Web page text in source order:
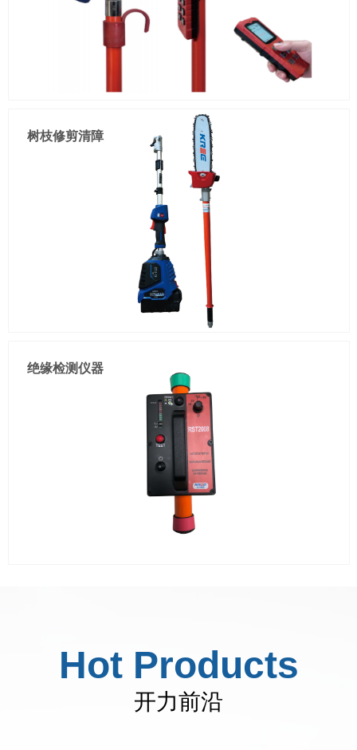
三挡设计：高速档、慢速档、智能档，便于操作
纤细机身(可乐瓶)，不遮挡视线
彩屏语音遥控器，实时播报
安全高效：传动及操作杆采用绝缘材质
轻便灵活：锂电驱动不受场地机械约束
树枝修剪清障
感应式检测，方便，快速
绝缘检测仪器
Hot Products
开力前沿